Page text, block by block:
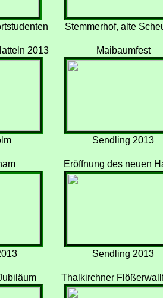
Stemmerhof, alte
2013 Maibaumfest
Sendling 2013
Eröffnung des neuen
Sendling 2013
Thalkirchner